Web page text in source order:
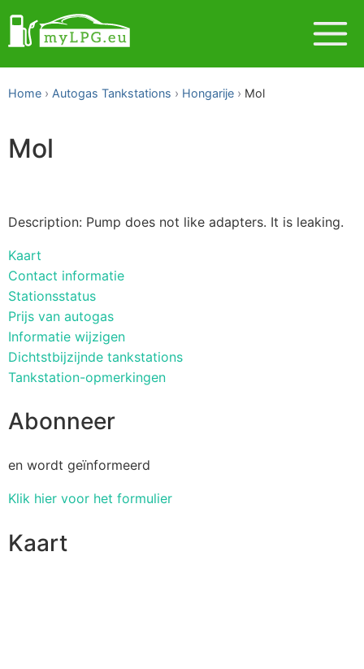
Home Autogas Tankstations Hongarije Mol
Mol
Description: Pump does not like adapters. It is leaking.
Kaart
Contact informatie
Stationsstatus
Prijs van autogas
Informatie wijzigen
Dichtstbijzijnde tankstations
Tankstation-opmerkingen
Abonneer
en wordt geïnformeerd
Klik hier voor het formulier
Kaart